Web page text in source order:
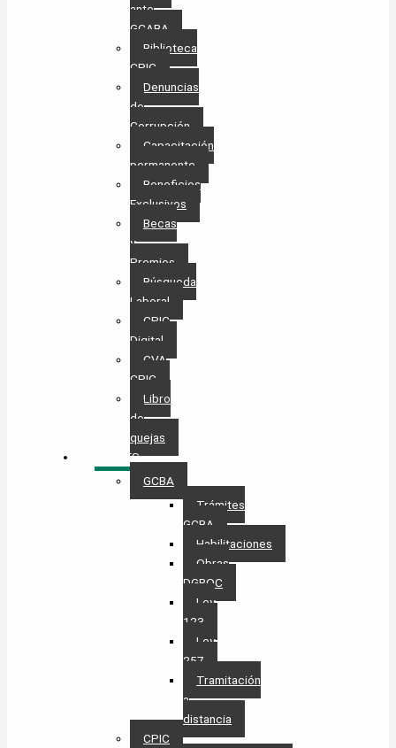
ante
GCABA
Biblioteca
CPIC
Denuncias
de
Corrupción
Capacitación
permanente
Beneficios
Exclusivos
Becas
y
Premios
Búsqueda
Laboral​
CPIC
Digital
CVA
CPIC
Libro
de
quejas
TRÁMITES
GCBA
Trámites
GCBA
Habilitaciones
Obras
DGROC
Ley
123
Ley
257
Tramitación
a
distancia
CPIC